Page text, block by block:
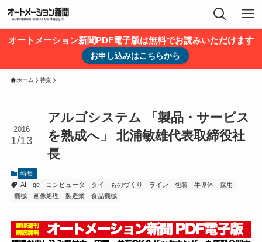
オートメーション新聞PDF電子版は無料でお読みいただけます
お申し込みはこちらから
ホーム 特集
アルゴシステム 「製品・サービス
を熟成へ」 北浦敏雄代表取締役社
長
2016
1/13
特集
AI
ge コンピュータ タイ ものづくり ライン 包装 半導体
採用
機械
画像処理 製造業 食品機械